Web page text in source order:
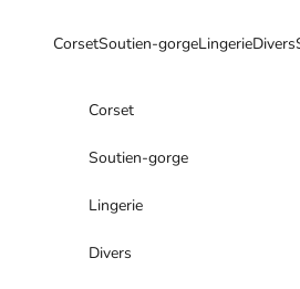
CorsetSoutien-gorgeLingerieDivers
Corset
Soutien-gorge
Lingerie
Divers